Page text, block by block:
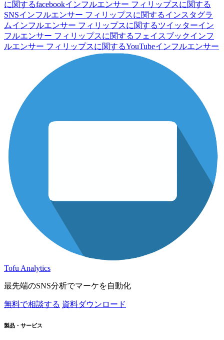
に関するfacebookインフルエンサー フィリップスに関する
SNSインフルエンサー フィリップスに関するインスタグラ
ムインフルエンサー フィリップスに関するツイッターイン
フルエンサー フィリップスに関するフェイスブックインフ
ルエンサー フィリップスに関するYouTubeインフルエンサー
Tofu Analytics
最先端のSNS分析でマーケを自動化
無料で相談する 資料ダウンロード
製品・サービス